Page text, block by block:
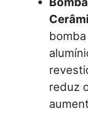
reduz